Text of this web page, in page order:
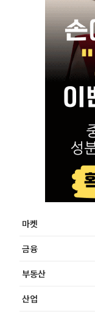
마켓
금융
부동산
산업